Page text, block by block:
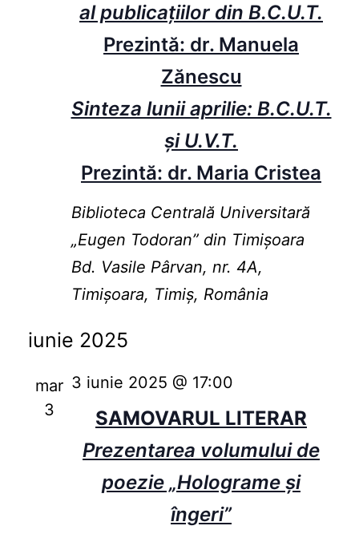
al publicațiilor din B.C.U.T.
Prezintă: dr. Manuela
Zănescu
Sinteza lunii aprilie: B.C.U.T.
și U.V.T.
Prezintă: dr. Maria Cristea
Biblioteca Centrală Universitară
„Eugen Todoran” din Timişoara
Bd. Vasile Pârvan, nr. 4A,
Timișoara, Timiș, România
iunie 2025
mar
3
SAMOVARUL LITERAR
Prezentarea volumului de
poezie „Holograme și
îngeri”
3 iunie 2025 @ 17:00